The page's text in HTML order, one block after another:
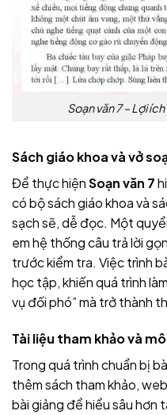
Soạn văn 7 – Lợi
Sách giáo khoa và vở
Để thực hiệnSoạn văn 7
có bộ sách giáo khoa và
sạch sẽ, dễ đọc. Một
em hệ thống câu trả lời
trước kiểm tra. Việc trình
học tập, khiến quá trình
vụ đối phó” mà trở thành
Tài liệu tham khảo và
Trong quá trình chuẩn bị
thêm sách tham khảo,
bài giảng để hiểu sâu hơn